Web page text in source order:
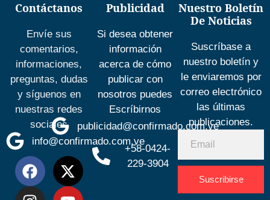
Contáctanos
Envíe sus
comentarios,
informaciones,
preguntas, dudas
y síguenos en
nuestras redes
sociales
info@confirmado.com.ve
Publicidad
Si desea obtener
información
acerca de cómo
publicar con
nosotros puedes
Escríbirnos
publicidad@confirmado.com.ve
+58-0424-
229-3904
Nuestro Boletín
De Noticias
Suscríbase a
nuestro boletín y
le enviaremos por
correo electrónico
las últimas
publicaciones.
Suscribirse